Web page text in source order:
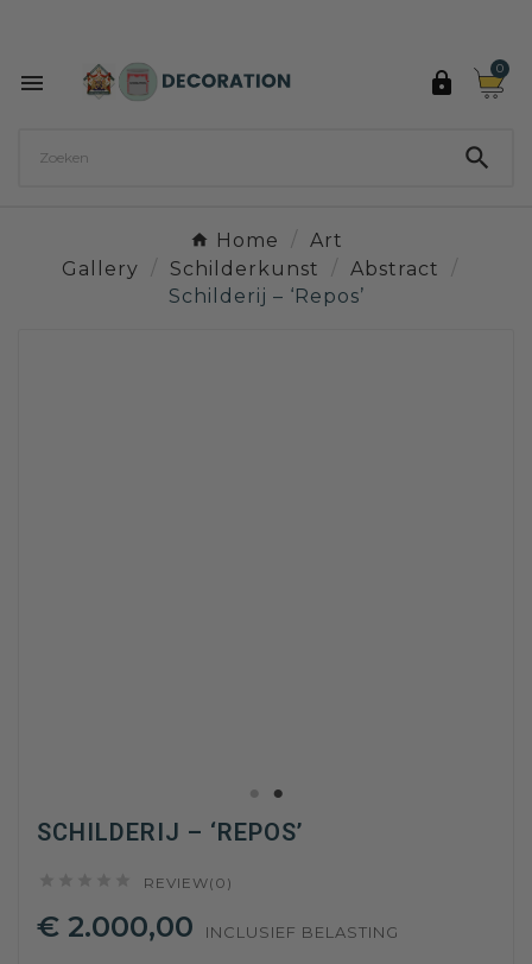
 
0

Home
Art
Gallery
Schilderkunst
Abstract
Schilderij – ‘Repos’
SCHILDERIJ – ‘REPOS’
REVIEW(0)
€ 2.000,00 INCLUSIEF BELASTING